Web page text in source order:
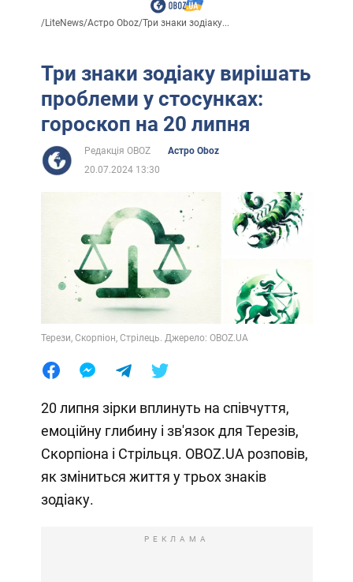
/LiteNews/Астро Oboz/Три знаки зодіаку...
Три знаки зодіаку вирішать
проблеми у стосунках:
гороскоп на 20 липня
Редакція OBOZ
Астро Oboz
20.07.2024 13:30
Терези, Скорпіон, Стрілець. Джерело: OBOZ.UA
20 липня зірки вплинуть на співчуття,
емоційну глибину і зв'язок для Терезів,
Скорпіона і Стрільця. OBOZ.UA розповів,
як зміниться життя у трьох знаків
зодіаку.
РЕКЛАМА